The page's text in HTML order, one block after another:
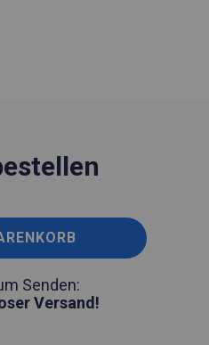
Senden:
Versand!